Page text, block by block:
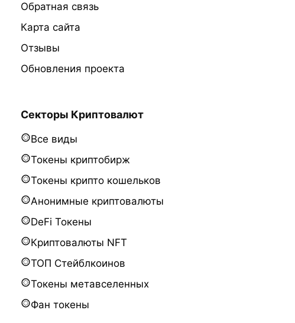
Обратная связь
Карта сайта
Отзывы
Обновления проекта
Секторы Криптовалют
Все виды
Токены криптобирж
Токены крипто кошельков
Анонимные криптовалюты
DeFi Токены
Криптовалюты NFT
ТОП Стейблкоинов
Токены метавселенных
Фан токены